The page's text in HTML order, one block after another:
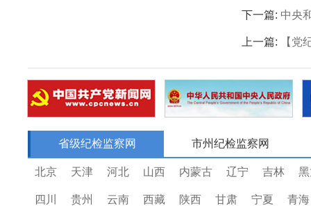
下一篇: 中央
上一篇: 【党
省级纪检监察网 市州纪检监察网
北京 天津 河北 山西 内蒙古 辽宁 吉林
四川 贵州 云南 西藏 陕西 甘肃 宁夏 青海